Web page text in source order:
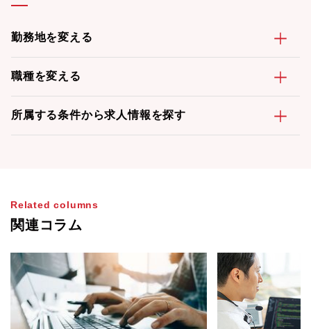
勤務地を変える
職種を変える
所属する条件から求人情報を探す
Related columns
関連コラム